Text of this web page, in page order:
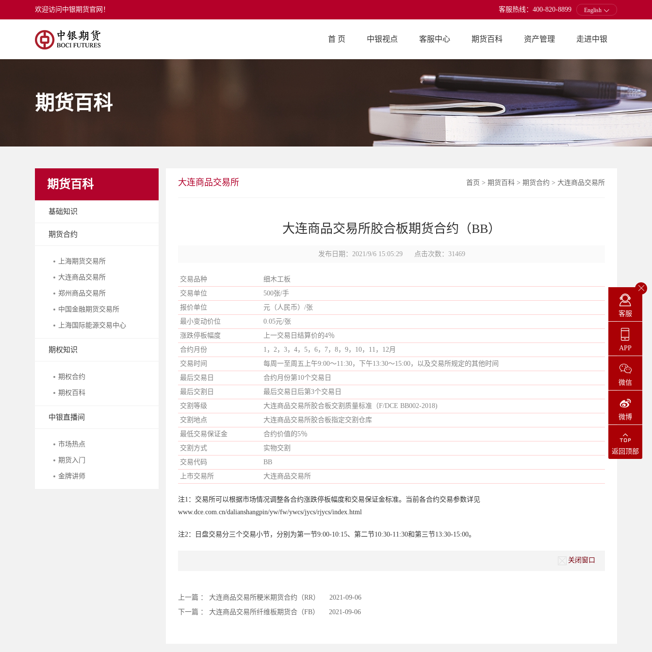
欢迎访问中银期货官网！ 客服热线：400-820-8899 English
首 页 中银视点 客服中心 期货百科 资产管理 走进中银
期货百科
期货百科
基础知识
期货合约
上海期货交易所
大连商品交易所
郑州商品交易所
中国金融期货交易所
上海国际能源交易中心
期权知识
期权合约
期权百科
中银直播间
市场热点
期货入门
金牌讲师
大连商品交易所 首页 > 期货百科 > 期货合约 > 大连商品交易所
大连商品交易所胶合板期货合约（BB）
发布日期：2021/9/6 15:05:29 点击次数：31469
交易品种
细木工板
交易单位
500张/手
报价单位
元（人民币）/张
最小变动价位
0.05元/张
涨跌停板幅度
上一交易日结算价的4％
合约月份
1，2，3，4，5，6，7，8，9，10，11，12月
交易时间
每周一至周五上午9:00～11:30，下午13:30～15:00，以及交易所规定的其他时间
最后交易日
合约月份第10个交易日
最后交割日
最后交易日后第3个交易日
交割等级
大连商品交易所胶合板交割质量标准（F/DCE BB002-2018)
交割地点
大连商品交易所胶合板指定交割仓库
最低交易保证金
合约价值的5％
交割方式
实物交割
交易代码
BB
上市交易所
大连商品交易所
注1：交易所可以根据市场情况调整各合约涨跌停板幅度和交易保证金标准。当前各合约交易参数详见
www.dce.com.cn/dalianshangpin/yw/fw/ywcs/jycs/rjycs/index.html
注2：日盘交易分三个交易小节，分别为第一节9:00-10:15、第二节10:30-11:30和第三节13:30-15:00。
关闭窗口
上一篇 ： 大连商品交易所粳米期货合约（RR）
2021-09-06
下一篇 ： 大连商品交易所纤维板期货合（FB） 2021-09-06
客服
APP
微信
微博
返回顶部